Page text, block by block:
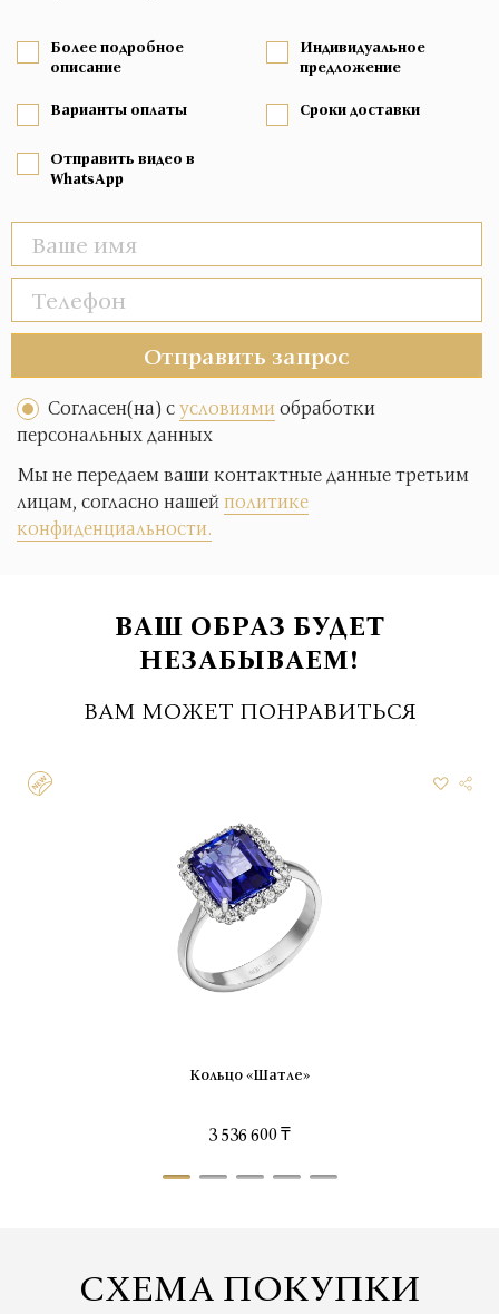
Более подробное
описание
Индивидуальное
предложение
Варианты оплаты Сроки доставки
Отправить видео в
WhatsApp
Отправить запрос
Согласен(на) сусловиямиобработки
персональных данных
Мы не передаем ваши контактные данные третьим
лицам, согласно нашейполитике
конфиденциальности.
ВАШ ОБРАЗ БУДЕТ
НЕЗАБЫВАЕМ!
ВАМ МОЖЕТ ПОНРАВИТЬСЯ
Кольцо «Шатле»
3 536 600 ₸
СХЕМА ПОКУПКИ